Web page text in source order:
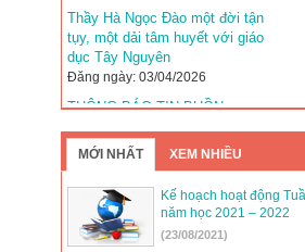
Thầy Hà Ngọc Đào một đời tận
tụy, một dải tâm huyết với giáo
dục Tây Nguyên
Đăng ngày: 03/04/2026
THÔNG BÁO TIN BUỒN
Kế hoạch tuyển sinh năm học
2026–2027 trên địa bàn tỉnh Đắk
Đăng ngày: 31/03/2026
Đắk Lắk khẳng định vị thế với 5
MỚI NHẤT XEM NHIỀU
Kế hoạch hoạt động
năm học 2021 – 2022
(23/08/2021)